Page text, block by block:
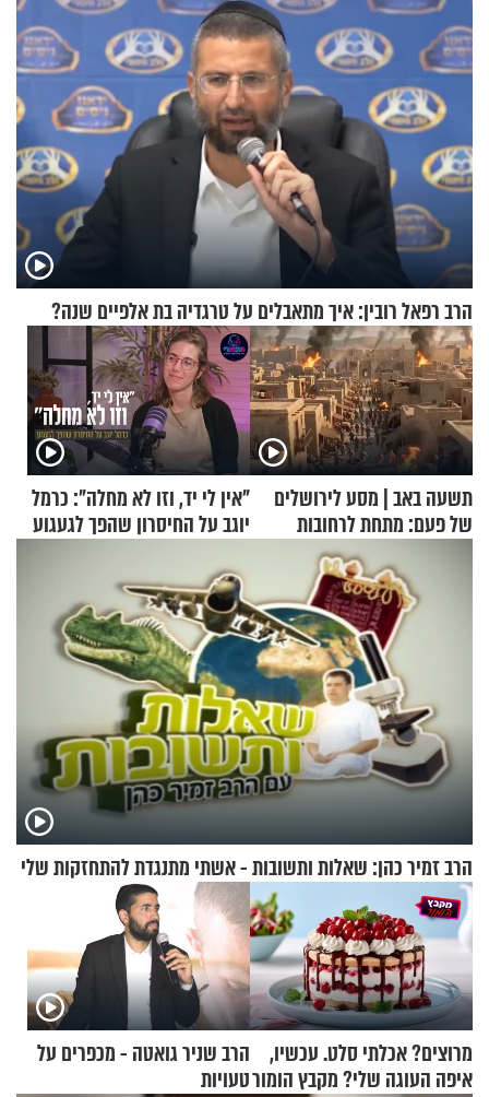
הרב רפאל רובין: איך מתאבלים על טרגדיה בת אלפיים שנה?
תשעה באב | מסע לירושלים
של פעם: מתחת לרחובות
"אין לי יד, וזו לא מחלה": כרמל
יוגב על החיסרון שהפך לגעגוע
הרב זמיר כהן: שאלות ותשובות - אשתי מתנגדת להתחזקות שלי
מרוצים? אכלתי סלט. עכשיו,
איפה העוגה שלי? מקבץ הומור
הרב שניר גואטה - מכפרים על
טעויות